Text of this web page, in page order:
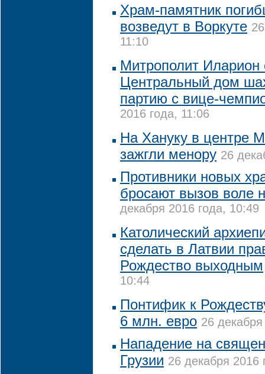
Храм-памятник
возведут в Воркуте
11:10
Митрополит Иларион
Центральный дом
партию с вице-
2016 года, 11:06
На Хануку в центре
зажгли менору 26
Противники новых
бросают вызов воле
декабря 2016 года, 10:49
Католический
сделать в Латвии
Рождество выходным
10:44
Понтифик к
6 млн. евро 26
Нападение на
Грузии 26 декабря 2016